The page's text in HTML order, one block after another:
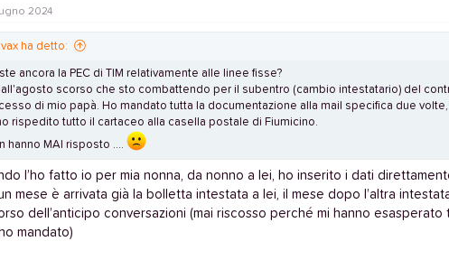
2024
ha detto:
ancora la PEC di TIM relativamente alle linee fisse?
scorso che sto combattendo per il subentro (cambio intestatario) del
di mio papà. Ho mandato tutta la documentazione alla mail specifica due
rispedito tutto il cartaceo alla casella postale di Fiumicino.
hanno MAI risposto ....
l’ho fatto io per mia nonna, da nonno a lei, ho inserito i dati
mese è arrivata già la bolletta intestata a lei, il mese dopo l’altra
dell’anticipo conversazioni (mai riscosso perché mi hanno
mandato)